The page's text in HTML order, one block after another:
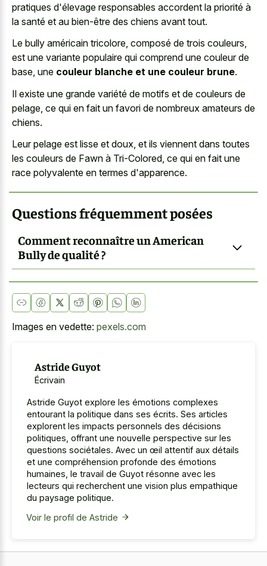
pratiques d'élevage responsables accordent la priorité à
la santé et au bien-être des chiens avant tout.
Le bully américain tricolore, composé de trois couleurs,
est une variante populaire qui comprend une couleur de
base, une couleur blanche et une couleur brune.
Il existe une grande variété de motifs et de couleurs de
pelage, ce qui en fait un favori de nombreux amateurs de
chiens.
Leur pelage est lisse et doux, et ils viennent dans toutes
les couleurs de Fawn à Tri-Colored, ce qui en fait une
race polyvalente en termes d'apparence.
Questions fréquemment posées
Comment reconnaître un American
Bully de qualité ?
Images en vedette: pexels.com
Astride Guyot
Écrivain
Astride Guyot explore les émotions complexes
entourant la politique dans ses écrits. Ses articles
explorent les impacts personnels des décisions
politiques, offrant une nouvelle perspective sur les
questions sociétales. Avec un œil attentif aux détails
et une compréhension profonde des émotions
humaines, le travail de Guyot résonne avec les
lecteurs qui recherchent une vision plus empathique
du paysage politique.
Voir le profil de Astride